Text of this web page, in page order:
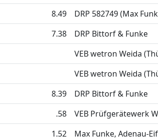
8.49 DRP 582749 (Max
7.38 DRP Bittorf & Funke
VEB wetron Weida
VEB wetron Weida
8.39 DRP Bittorf & Funke
.58 VEB Prüfgerätewerk
1.52 Max Funke, Adenau-